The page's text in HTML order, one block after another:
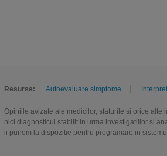
Resurse: Autoevaluare simptome
Opiniile avizate ale medicilor, sfaturile si orice
nici diagnosticul stabilit in urma investigatiilor si
ii punem la dispozitie pentru programare in